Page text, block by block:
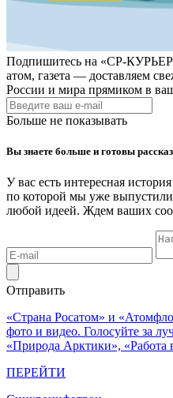
Подпишитесь на «СР-
атом, газета — доставляем
России и мира прямиком в
Больше не показывать
Вы знаете больше и готовы
У вас есть интересная
по которой мы уже
любой идеей. Ждем ваших
Отправить
«Страна Росатом» и
фото и видео. Голосуйте за
«Природа Арктики»,
ПЕРЕЙТИ